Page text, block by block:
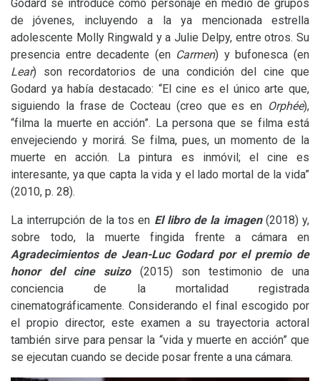
Godard se introduce como personaje en medio de grupos
de jóvenes, incluyendo a la ya mencionada estrella
adolescente Molly Ringwald y a Julie Delpy, entre otros. Su
presencia entre decadente (en Carmen) y bufonesca (en
Lear) son recordatorios de una condición del cine que
Godard ya había destacado: “El cine es el único arte que,
siguiendo la frase de Cocteau (creo que es en Orphée),
“filma la muerte en acción”. La persona que se filma está
envejeciendo y morirá. Se filma, pues, un momento de la
muerte en acción. La pintura es inmóvil; el cine es
interesante, ya que capta la vida y el lado mortal de la vida”
(2010, p. 28).
La interrupción de la tos en El libro de la imagen(2018) y,
sobre todo, la muerte fingida frente a cámara en
Agradecimientos de Jean-Luc Godard por el premio de
honor del cine suizo(2015) son testimonio de una
conciencia de la mortalidad registrada
cinematográficamente. Considerando el final escogido por
el propio director, este examen a su trayectoria actoral
también sirve para pensar la “vida y muerte en acción” que
se ejecutan cuando se decide posar frente a una cámara.